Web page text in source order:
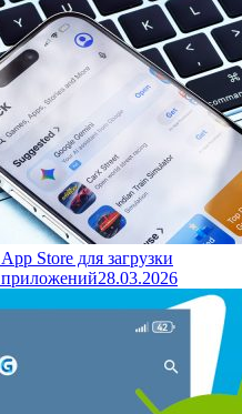
Store для загрузки
28.03.2026